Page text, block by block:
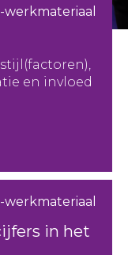
werkmateriaal
en invloed
werkmateriaal
in het